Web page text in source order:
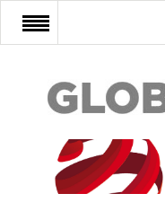
FŐOLDAL
AFRIKA